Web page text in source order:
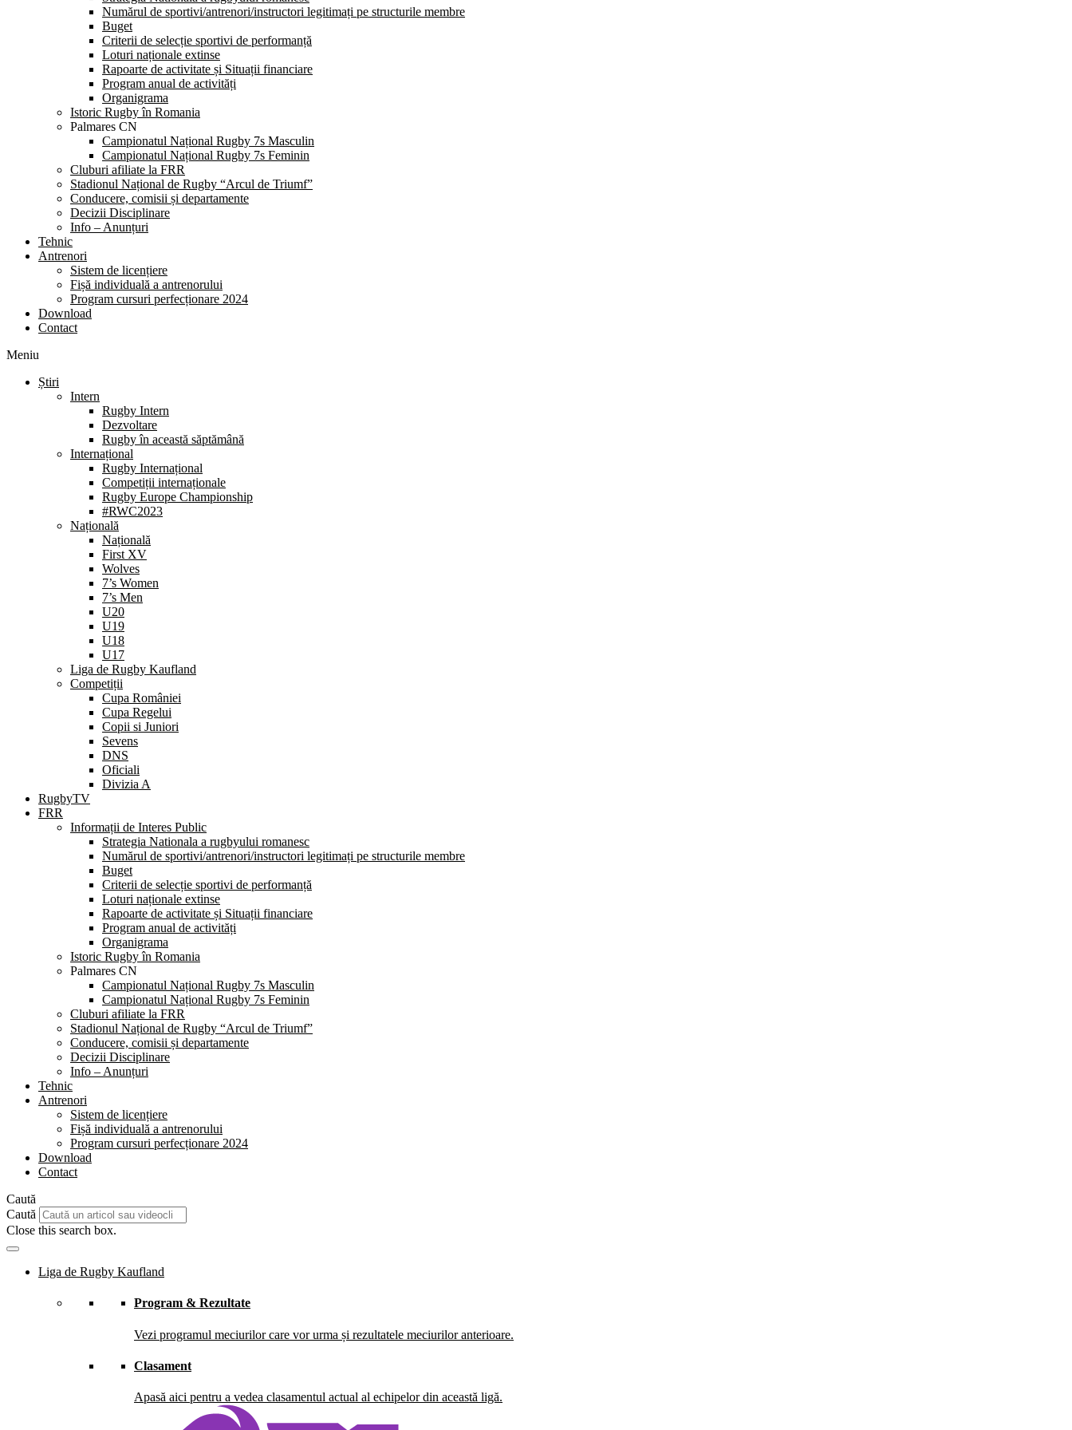
Numărul de sportivi/antrenori/instructori legitimați pe structurile membre
Buget
Criterii de selecție sportivi de performanță
Loturi naționale extinse
Rapoarte de activitate și Situații financiare
Program anual de activități
Organigrama
Istoric Rugby în Romania
Palmares CN
Campionatul Național Rugby 7s Masculin
Campionatul Național Rugby 7s Feminin
Cluburi afiliate la FRR
Stadionul Național de Rugby “Arcul de Triumf”
Conducere, comisii și departamente
Decizii Disciplinare
Info – Anunțuri
Tehnic
Antrenori
Sistem de licențiere
Fișă individuală a antrenorului
Program cursuri perfecționare 2024
Download
Contact
Meniu
Știri
Intern
Rugby Intern
Dezvoltare
Rugby în această săptămână
Internațional
Rugby Internațional
Competiții internaționale
Rugby Europe Championship
#RWC2023
Națională
Națională
First XV
Wolves
7’s Women
7’s Men
U20
U19
U18
U17
Liga de Rugby Kaufland
Competiții
Cupa României
Cupa Regelui
Copii si Juniori
Sevens
DNS
Oficiali
Divizia A
RugbyTV
FRR
Informații de Interes Public
Strategia Nationala a rugbyului romanesc
Numărul de sportivi/antrenori/instructori legitimați pe structurile membre
Buget
Criterii de selecție sportivi de performanță
Loturi naționale extinse
Rapoarte de activitate și Situații financiare
Program anual de activități
Organigrama
Istoric Rugby în Romania
Palmares CN
Campionatul Național Rugby 7s Masculin
Campionatul Național Rugby 7s Feminin
Cluburi afiliate la FRR
Stadionul Național de Rugby “Arcul de Triumf”
Conducere, comisii și departamente
Decizii Disciplinare
Info – Anunțuri
Tehnic
Antrenori
Sistem de licențiere
Fișă individuală a antrenorului
Program cursuri perfecționare 2024
Download
Contact
Caută
Caută
Close this search box.
Liga de Rugby Kaufland
Program & Rezultate
Vezi programul meciurilor care vor urma și rezultatele meciurilor anterioare.
Clasament
Apasă aici pentru a vedea clasamentul actual al echipelor din această ligă.